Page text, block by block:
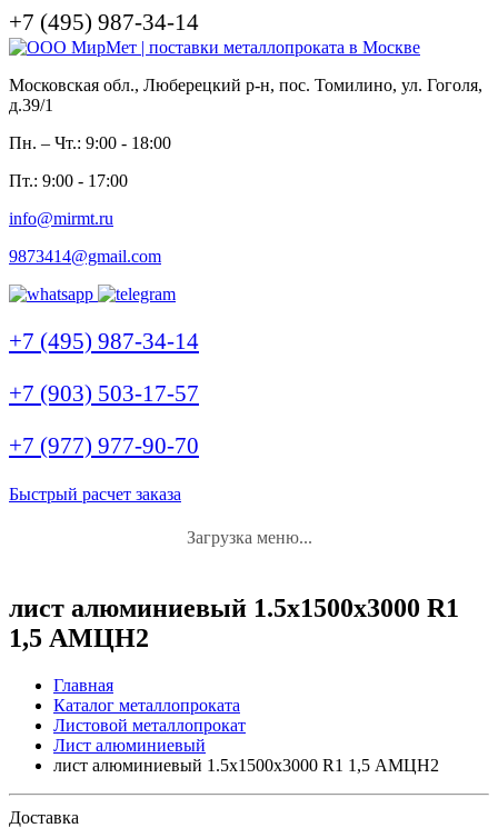
+7 (495) 987-34-14
Московская обл., Люберецкий р-н, пос. Томилино, ул. Гоголя,
д.39/1
Пн. – Чт.: 9:00 - 18:00
Пт.: 9:00 - 17:00
info@mirmt.ru
9873414@gmail.com
+7 (495) 987-34-14
+7 (903) 503-17-57
+7 (977) 977-90-70
Быстрый расчет заказа
Загрузка меню...
лист алюминиевый 1.5x1500x3000 R1
1,5 АМЦН2
Главная
Каталог металлопроката
Листовой металлопрокат
Лист алюминиевый
лист алюминиевый 1.5x1500x3000 R1 1,5 АМЦН2
Доставка